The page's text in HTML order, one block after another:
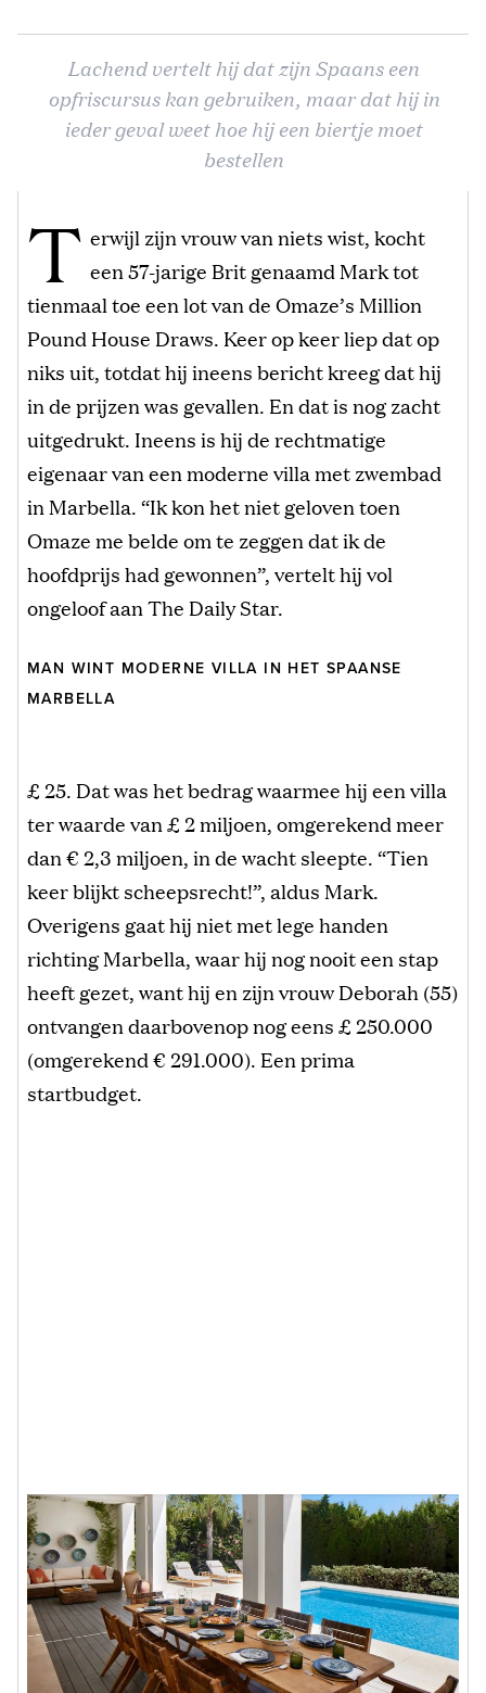
Lachend vertelt hij dat zijn Spaans een
opfriscursus kan gebruiken, maar dat hij in
ieder geval weet hoe hij een biertje moet
bestellen
T erwijl zijn vrouw van niets wist, kocht
een 57-jarige Brit genaamd Mark tot
tienmaal toe een lot van de Omaze’s Million
Pound House Draws. Keer op keer liep dat op
niks uit, totdat hij ineens bericht kreeg dat hij
in de prijzen was gevallen. En dat is nog zacht
uitgedrukt. Ineens is hij de rechtmatige
eigenaar van een moderne villa met zwembad
in Marbella. “Ik kon het niet geloven toen
Omaze me belde om te zeggen dat ik de
hoofdprijs had gewonnen”, vertelt hij vol
ongeloof aan The Daily Star.
MAN WINT MODERNE VILLA IN HET SPAANSE
MARBELLA
£ 25. Dat was het bedrag waarmee hij een villa
ter waarde van £ 2 miljoen, omgerekend meer
dan € 2,3 miljoen, in de wacht sleepte. “Tien
keer blijkt scheepsrecht!”, aldus Mark.
Overigens gaat hij niet met lege handen
richting Marbella, waar hij nog nooit een stap
heeft gezet, want hij en zijn vrouw Deborah (55)
ontvangen daarbovenop nog eens £ 250.000
(omgerekend € 291.000). Een prima
startbudget.